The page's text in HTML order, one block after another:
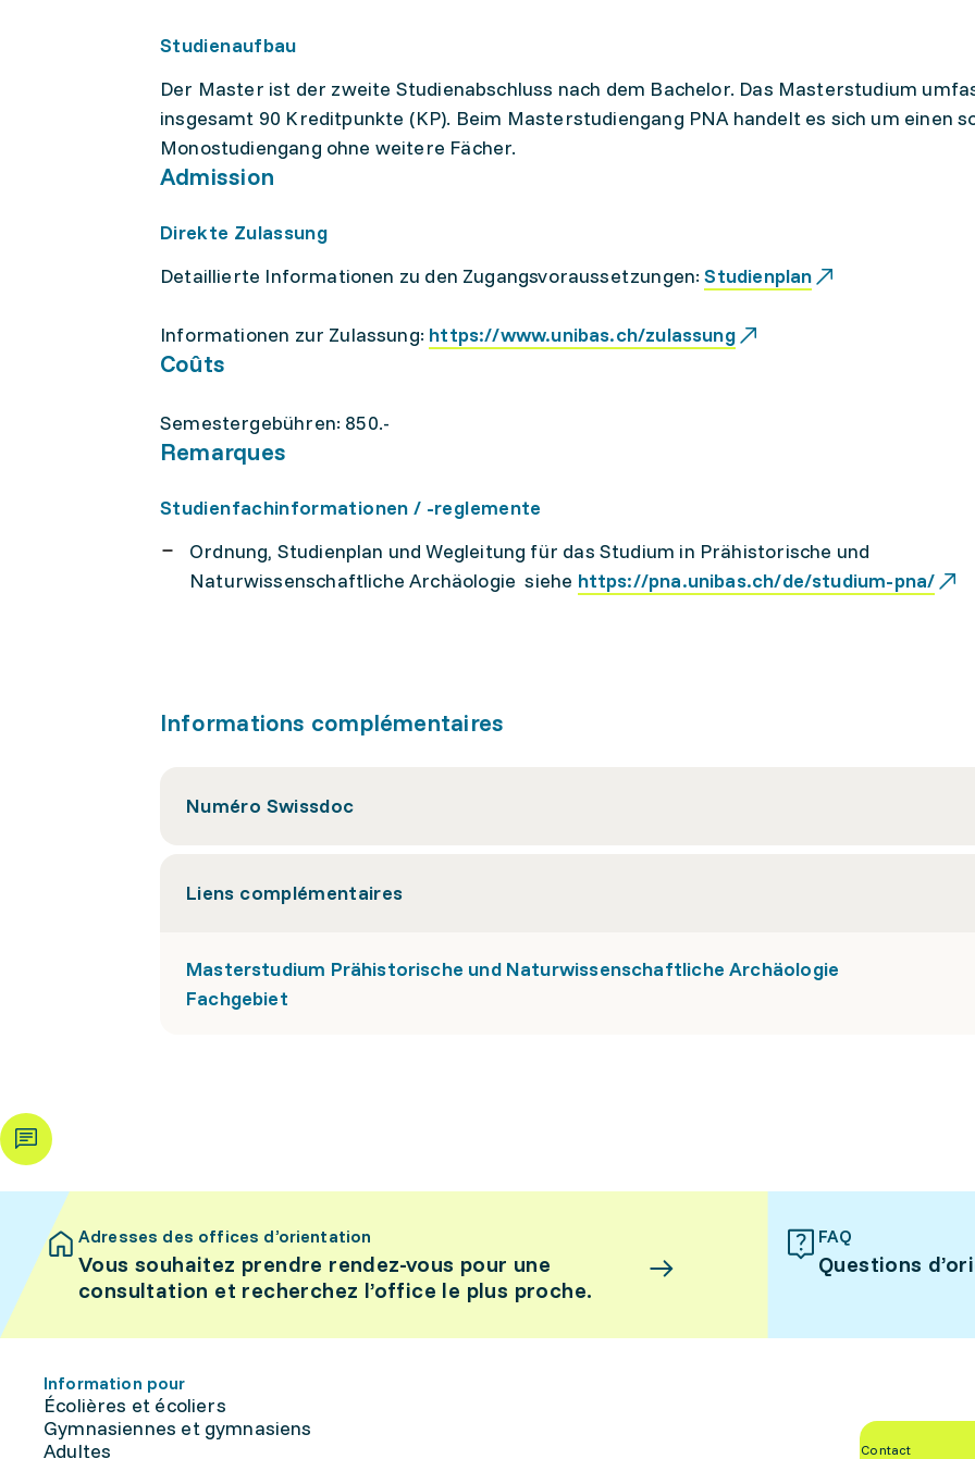
Studienaufbau
Der Master ist der zweite Studienabschluss nach dem Bachelor. Das Masterstudium
insgesamt 90 Kreditpunkte (KP). Beim Masterstudiengang PNA handelt es sich um einen
Monostudiengang ohne weitere Fächer.
Admission
Direkte Zulassung
Detaillierte Informationen zu den Zugangsvoraussetzungen:Studienplan
Informationen zur Zulassung: https://www.unibas.ch/zulassung
Coûts
Semestergebühren: 850.-
Remarques
Studienfachinformationen / -reglemente
Ordnung, Studienplan und Wegleitung für das Studium in Prähistorische und
Naturwissenschaftliche Archäologie siehe https://pna.unibas.ch/de/studium-pna/
Informations complémentaires
Numéro Swissdoc
Liens complémentaires
Masterstudium Prähistorische und Naturwissenschaftliche Archäologie
Fachgebiet
Adresses des offices d’orientation
Vous souhaitez prendre rendez-vous pour une
consultation et recherchez l’office le plus proche.
FAQ
Questions
Information pour
Écolières et écoliers
Gymnasiennes et gymnasiens
Adultes
Contact